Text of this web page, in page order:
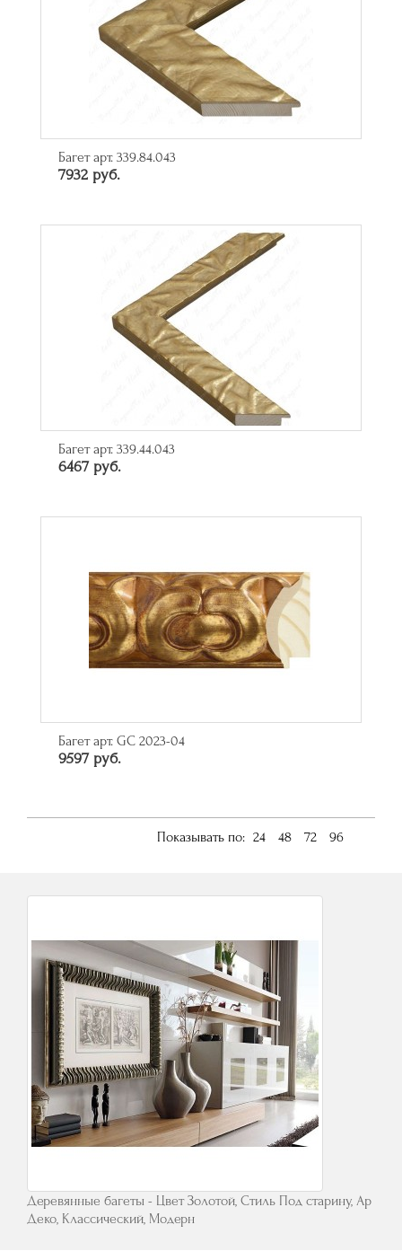
Багет арт. 339.84.043
7932 руб.
Багет арт. 339.44.043
6467 руб.
Багет арт. GC 2023-04
9597 руб.
Показывать по: 24 48 72 96
Деревянные багеты - Цвет Золотой, Стиль Под старину, Ар
Деко, Классический, Модерн